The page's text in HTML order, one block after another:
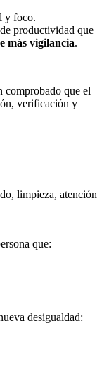
y foco.
productividad que
más vigilancia.
comprobado que el
verificación y
limpieza, atención
que:
desigualdad: